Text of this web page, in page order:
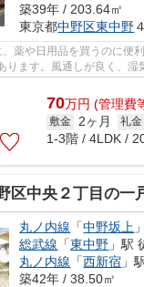
築39年 / 203.64㎡
東京都中野区東中野
薬や日用品を買うのに便
ります。風通しが良く、湿
近の物件で、徒...
70万円 (管理費
敷金 2ヶ月 礼金
1-3階 / 4LDK /
区中央２丁目の一
丸ノ内線 「中野坂上
総武線 「東中野 」駅
丸ノ内線 「西新宿 」
築42年 / 38.50㎡